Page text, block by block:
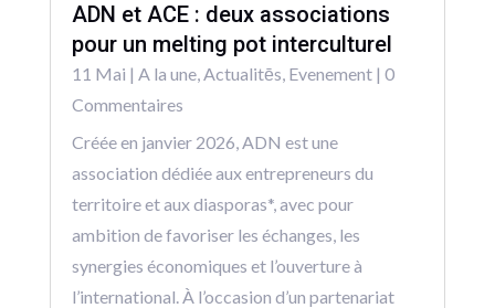
ADN et ACE : deux associations
pour un melting pot interculturel
11 Mai | A la une, Actualitēs Evenement| 0
Commentaires
Créée en janvier 2026, ADN est une
association dédiée aux entrepreneurs du
territoire et aux diasporas*, avec pour
ambition de favoriser les échanges, les
synergies économiques et l’ouverture à
l’international. À l’occasion d’un partenariat